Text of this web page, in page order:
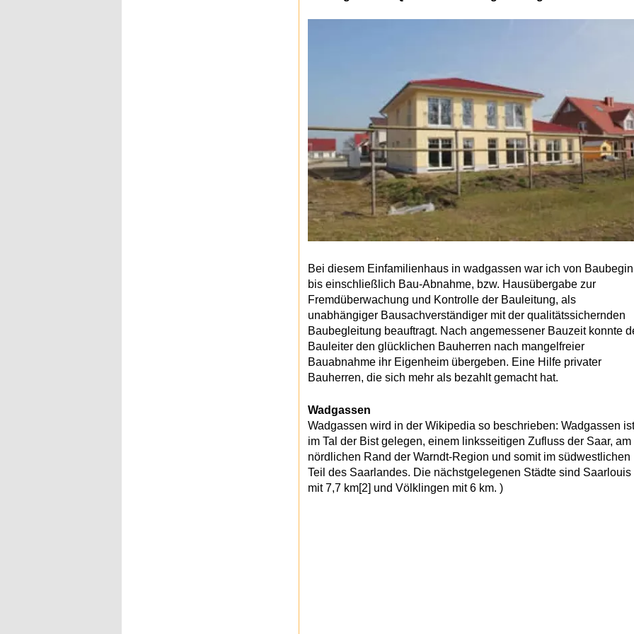
Bei diesem Einfamilienhaus in wadgassen war ich von
bis einschließlich Bau-Abnahme, bzw. Hausübergabe zur
Fremdüberwachung und Kontrolle der Bauleitung, als
unabhängiger Bausachverständiger mit der qualitätssichernden
Baubegleitung beauftragt. Nach angemessener Bauzeit konnte
Bauleiter den glücklichen Bauherren nach mangelfreier
Bauabnahme ihr Eigenheim übergeben. Eine Hilfe privater
Bauherren, die sich mehr als bezahlt gemacht hat.
Wadgassen
Wadgassen wird in der Wikipedia so beschrieben: Wadgassen ist
im Tal der Bist gelegen, einem linksseitigen Zufluss der Saar, am
nördlichen Rand der Warndt-Region und somit im südwestlichen
Teil des Saarlandes. Die nächstgelegenen Städte sind Saarlouis
mit 7,7 km[2] und Völklingen mit 6 km. )